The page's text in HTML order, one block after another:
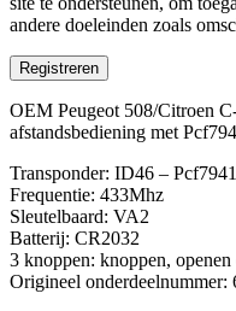
andere doeleinden zoals
Registreren
OEM Peugeot 508/Citroen
afstandsbediening met
Transponder: ID46 – Pcf7941
Frequentie: 433Mhz
Sleutelbaard: VA2
Batterij: CR2032
3 knoppen: knoppen,
Origineel